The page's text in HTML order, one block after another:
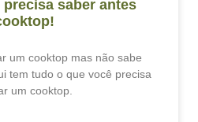
saber antes
um cooktop mas não sabe
tem tudo o que você precisa
um cooktop.